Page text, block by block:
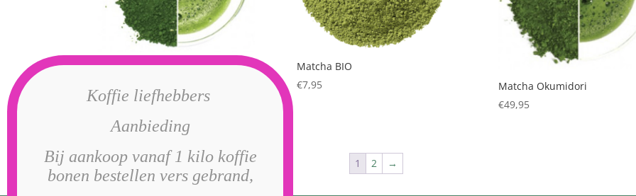
Matcha Gokou
€
40,95
Matcha BIO
€7,95
Matcha Okumidori
€49,95
1 2 →
Koffie liefhebbers
Aanbieding
Bij aankoop vanaf 1 kilo koffie
bonen bestellen vers gebrand,